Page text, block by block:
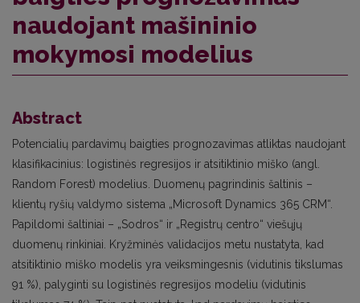
naudojant mašininio
mokymosi modelius
Abstract
Potencialių pardavimų baigties prognozavimas atliktas naudojant
klasifikacinius: logistinės regresijos ir atsitiktinio miško (angl.
Random Forest) modelius. Duomenų pagrindinis šaltinis –
klientų ryšių valdymo sistema „Microsoft Dynamics 365 CRM“.
Papildomi šaltiniai – „Sodros“ ir „Registrų centro“ viešųjų
duomenų rinkiniai. Kryžminės validacijos metu nustatyta, kad
atsitiktinio miško modelis yra veiksmingesnis (vidutinis tikslumas
91 %), palyginti su logistinės regresijos modeliu (vidutinis